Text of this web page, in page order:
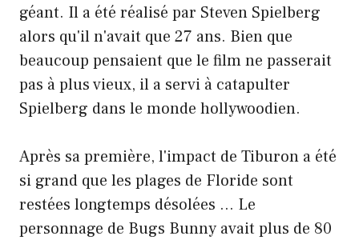
géant. Il a été réalisé par Steven Spielberg
alors qu'il n'avait que 27 ans. Bien que
beaucoup pensaient que le film ne passerait
pas à plus vieux, il a servi à catapulter
Spielberg dans le monde hollywoodien.
Après sa première, l'impact de Tiburon a été
si grand que les plages de Floride sont
restées longtemps désolées … Le
personnage de Bugs Bunny avait plus de 80